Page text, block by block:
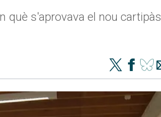
què s'aprovava el nou cartipàs